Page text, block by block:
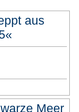
aus
Meer